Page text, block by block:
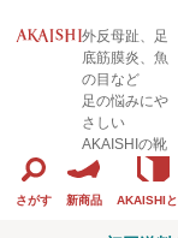
外反母趾、足
底筋膜炎、魚
の目など
足の悩みにや
さしい
AKAISHIの靴
さがす 新商品 AKAISHI